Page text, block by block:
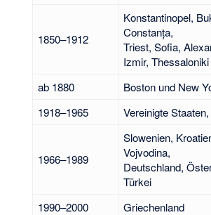
1850–1912
Konstantinopel,
Constanța,
Triest, Sofia,
Izmir, Thessaloniki
ab 1880
Boston und New
1918–1965
Vereinigte
1966–1989
Slowenien,
Vojvodina,
Deutschland,
Türkei
1990–2000
Griechenland